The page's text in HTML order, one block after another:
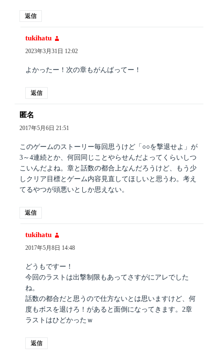
返信
tukihatu
り:
2023年3月31日 12:02
よかったー！次の章もがんばってー！
返信
匿名
り:
2017年5月6日 21:51
このゲームのストーリー毎回思うけど「○○を撃退せよ」が
3～4連続とか、何回同じことやらせんだよってくらいしつ
こいんだよね。章と話数の都合上なんだろうけど、もう少
しクリア目標とゲーム内容見直してほしいと思うわ。考え
てるやつが頭悪いとしか思えない。
返信
tukihatu
り:
2017年5月8日 14:48
どうもですー！
今回のラストは出撃制限もあってさすがにアレでした
ね。
話数の都合だと思うので仕方ないとは思いますけど、何
度もボスを退けろ！があると面倒になってきます。2章
ラストはひどかったｗ
返信